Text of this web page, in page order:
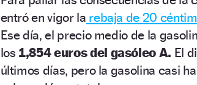
entró en vigor la rebaja de 20
Ese día, el precio medio de la
los 1,854 euros del gasóleo A. El
últimos días, pero la gasolina casi